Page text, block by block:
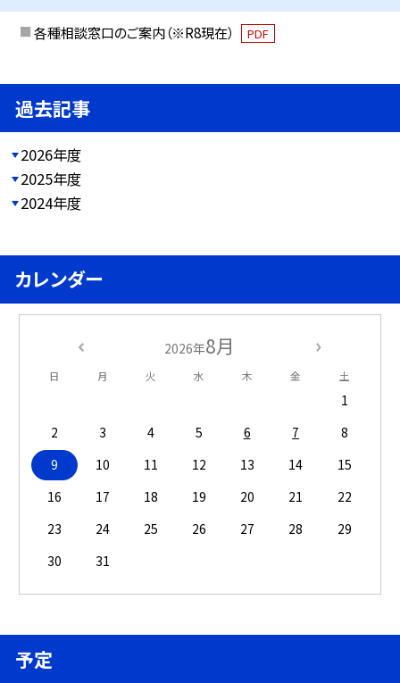
各種相談窓口のご案内（※R8現在） PDF
過去記事
2026年度
2025年度
2024年度
カレンダー
2026年8月
日 月 火 水 木 金 土
1
2
3 4 5 6 7
8
9
10 11 12 13 14
15
16
17 18 19 20 21
22
23
24 25 26 27 28
29
30
31
予定